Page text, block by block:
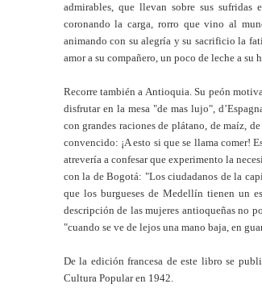
admirables, que llevan sobre sus sufridas
coronando la carga, rorro que vino al
animando con su alegría y su sacrificio la
amor a su compañero, un poco de leche a su
Recorre también a Antioquia. Su peón
disfrutar en la mesa "de mas lujo",
con grandes raciones de plátano, de maíz,
convencido: ¡A esto si que se llama comer!
atrevería a confesar que experimento la
con la de Bogotá: "Los ciudadanos de la
que los burgueses de Medellín tienen un
descripción de las mujeres antioqueñas no
"cuando se ve de lejos una mano baja, en
De la edición francesa de este libro se
Cultura Popular en 1942.